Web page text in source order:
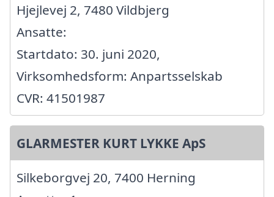
Hjejlevej 2, 7480 Vildbjerg
Ansatte:
Startdato: 30. juni 2020,
Virksomhedsform: Anpartsselskab
CVR: 41501987
GLARMESTER KURT LYKKE ApS
Silkeborgvej 20, 7400 Herning